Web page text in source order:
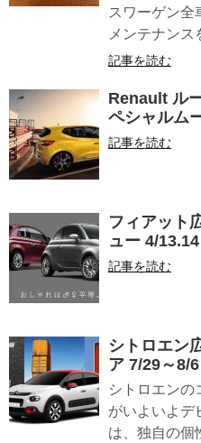
スワーゲン全
メンテナンス
記事を読む
Renault ル
ペシャルム
記事を読む
フィアット
ュー 4/13.14
記事を読む
シトロエン
ア 7/29～8/6
シトロエンの
がいよいよデ
は、独自の個